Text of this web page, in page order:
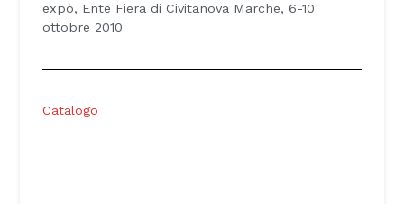
expò, Ente Fiera di Civitanova Marche, 6-10
ottobre 2010
Catalogo